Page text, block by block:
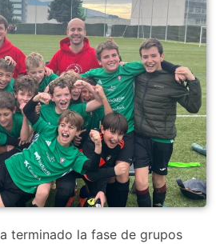
terminado la fase de grupos